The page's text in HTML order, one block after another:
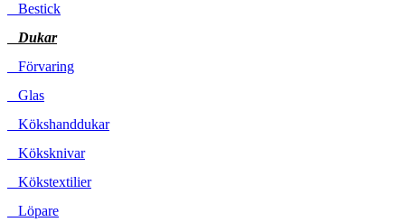
Bestick
Dukar
Förvaring
Glas
Kökshanddukar
Köksknivar
Kökstextilier
Löpare